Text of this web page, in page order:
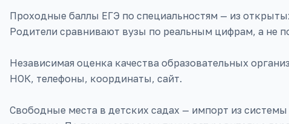
Проходные баллы ЕГЭ по специальностям — из
Родители сравнивают вузы по реальным цифрам, а не
Независимая оценка качества образовательных
НОК, телефоны, координаты, сайт.
Свободные места в детских садах — импорт из